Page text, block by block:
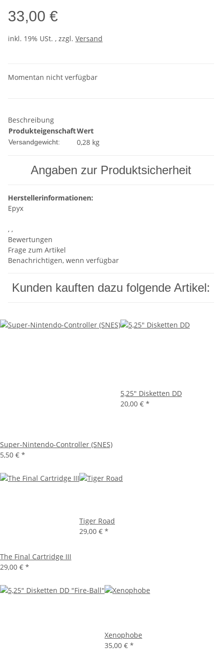
33,00 €
inkl. 19% USt. , zzgl. Versand
Momentan nicht verfügbar
Beschreibung
ProdukteigenschaftWert
Versandgewicht: 0,28 kg
Angaben zur Produktsicherheit
Herstellerinformationen:
Epyx
, ,
Bewertungen
Frage zum Artikel
Benachrichtigen, wenn verfügbar
Kunden kauften dazu folgende Artikel:
Super-Nintendo-Controller (SNES)
5,50 € *
5,25" Disketten DD
20,00 € *
The Final Cartridge III
29,00 € *
Tiger Road
29,00 € *
Xenophobe
35,00 € *